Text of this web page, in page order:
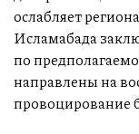
ослабляет
Исламабада
по
направлены на
провоцирование